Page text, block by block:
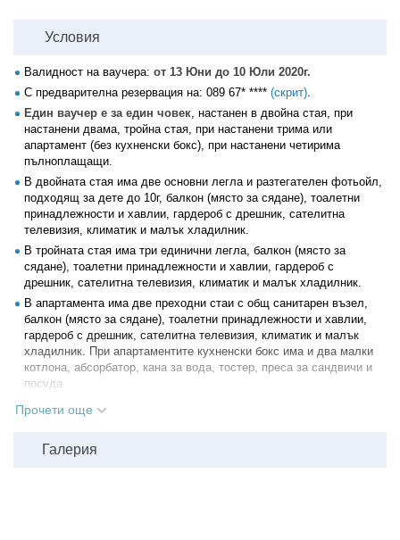
Условия
Валидност на ваучера: от 13 Юни до 10 Юли 2020г.
С предварителна резервация на: 089 67* **** (скрит).
Един ваучер е за един човек, настанен в двойна стая, при
настанени двама, тройна стая, при настанени трима или
апартамент (без кухненски бокс), при настанени четирима
пълноплащащи.
В двойната стая има две основни легла и разтегателен фотьойл,
подходящ за дете до 10г, балкон (място за сядане), тоалетни
принадлежности и хавлии, гардероб с дрешник, сателитна
телевизия, климатик и малък хладилник.
В тройната стая има три единични легла, балкон (място за
сядане), тоалетни принадлежности и хавлии, гардероб с
дрешник, сателитна телевизия, климатик и малък хладилник.
В апартамента има две преходни стаи с общ санитарен възел,
балкон (място за сядане), тоалетни принадлежности и хавлии,
гардероб с дрешник, сателитна телевизия, климатик и малък
хладилник. При апартаментите кухненски бокс има и два малки
котлона, абсорбатор, кана за вода, тостер, преса за сандвичи и
посуда.
- двойна стая - 2 възрастни или 2 възрастни и 1 дете до 10г;
- апартамент - 4 възрастни или 2 възрастни с 2 деца до 10г, с
Прочети още
Галерия